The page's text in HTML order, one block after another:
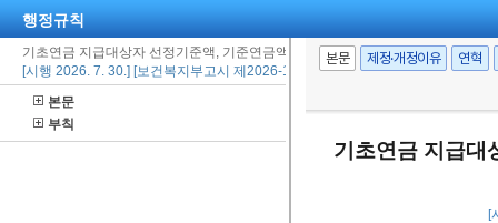
행정규칙
기초연금 지급대상자 선정기준액, 기준연금액 및 소득인정액 산정 세부기준에 관
[시행 2026. 7. 30.] [보건복지부고시 제2026-156호, 2026. 7. 28., 일부개정]
본문
부칙
본문 제정·개정이유 연혁
기초연금 지급대
[
제1조(목적)이
한다)제2조,
제2조(2026년
3,952,000원